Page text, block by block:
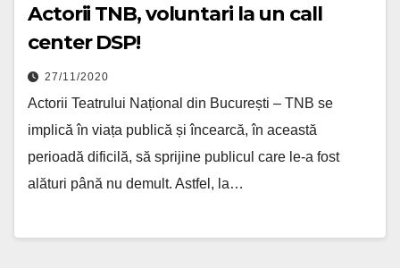
Actorii TNB, voluntari la un call
center DSP!
27/11/2020
Actorii Teatrului Național din București – TNB se
implică în viața publică și încearcă, în această
perioadă dificilă, să sprijine publicul care le-a fost
alături până nu demult. Astfel, la…